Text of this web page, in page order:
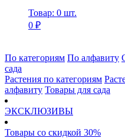
Товар: 0 шт.
0 ₽
По категориям По алфавиту
сада
Растения по категориям
алфавиту Товары для сада
ЭКСКЛЮЗИВЫ
Товары со скидкой 30%